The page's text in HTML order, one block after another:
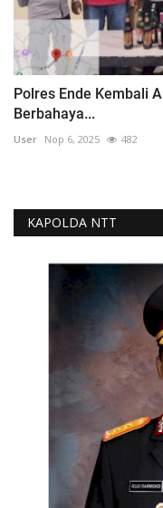
Polres Ende Kembali
Berbahaya...
User Nop 6, 2025 482
KAPOLDA NTT